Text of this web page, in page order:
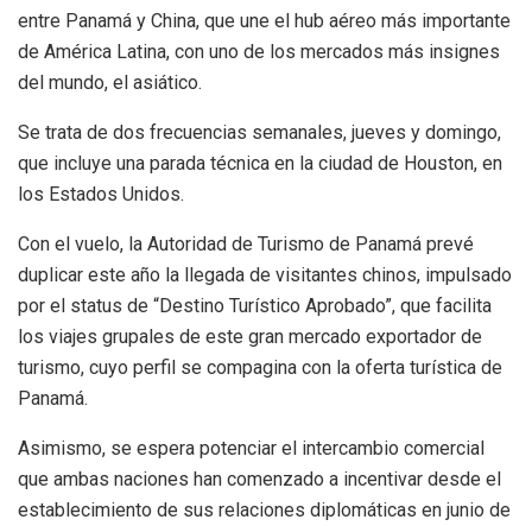
entre Panamá y China, que une el hub aéreo más importante
de América Latina, con uno de los mercados más insignes
del mundo, el asiático.
Se trata de dos frecuencias semanales, jueves y domingo,
que incluye una parada técnica en la ciudad de Houston, en
los Estados Unidos.
Con el vuelo, la Autoridad de Turismo de Panamá prevé
duplicar este año la llegada de visitantes chinos, impulsado
por el status de “Destino Turístico Aprobado”, que facilita
los viajes grupales de este gran mercado exportador de
turismo, cuyo perfil se compagina con la oferta turística de
Panamá.
Asimismo, se espera potenciar el intercambio comercial
que ambas naciones han comenzado a incentivar desde el
establecimiento de sus relaciones diplomáticas en junio de